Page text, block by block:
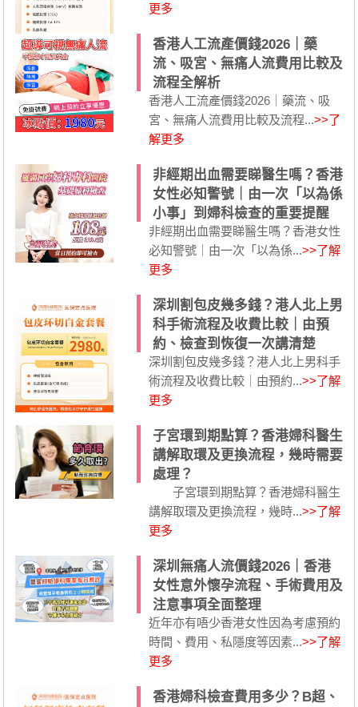
更多
香港人工流產價錢2026｜藥
流、吸宮、無痛人流費用比較及
流程全解析
香港人工流產價錢2026｜藥流、吸
宮、無痛人流費用比較及流程...>>了
解更多
非經期出血需要睇醫生嗎？香港
女性必知警號｜由一次「以為係
小事」到婦科檢查的重要提醒
非經期出血需要睇醫生嗎？香港女性
必知警號｜由一次「以為係...>>了解
更多
深圳割包皮幾多錢？港人北上男
科手術流程及收費比較｜由預
約、檢查到恢復一次講清楚
深圳割包皮幾多錢？港人北上男科手
術流程及收費比較｜由預約...>>了解
更多
子宮環到期點算？香港婦科醫生
講解取環及更換流程，幾時需要
處理？
子宮環到期點算？香港婦科醫生
講解取環及更換流程，幾時...>>了解
更多
深圳無痛人流價錢2026｜香港
女性意外懷孕流程、手術費用及
注意事項全面整理
近年亦有唔少香港女性因為考慮預約
時間、費用、私隱度等因素...>>了解
更多
香港婦科檢查費用多少？B超、